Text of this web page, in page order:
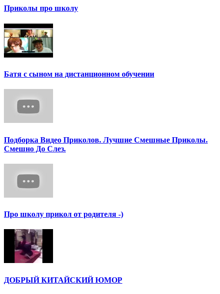
Приколы про школу
Батя с сыном на дистанционном обучении
Подборка Видео Приколов. Лучшие Смешные Приколы.
Смешно До Слез.
Про школу прикол от родителя -)
ДОБРЫЙ КИТАЙСКИЙ ЮМОР